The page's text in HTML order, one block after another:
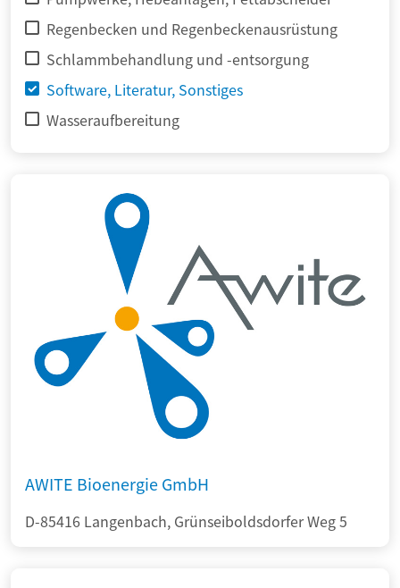
Regenbecken und Regenbeckenausrüstung
Schlammbehandlung und -entsorgung
Software, Literatur, Sonstiges
Wasseraufbereitung
AWITE Bioenergie GmbH
D-85416 Langenbach, Grünseiboldsdorfer Weg 5